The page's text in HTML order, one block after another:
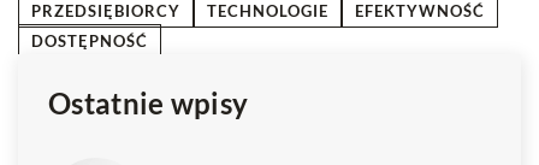
PRZEDSIĘBIORCY
TECHNOLOGIE
EFEKTYWNOŚĆ
DOSTĘPNOŚĆ
Ostatnie wpisy